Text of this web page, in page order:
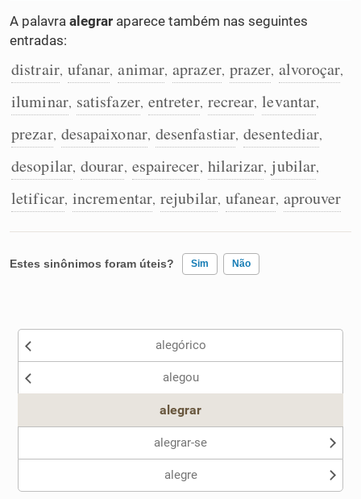
A palavra alegrar aparece também nas seguintes
entradas:
distrair, ufanar, animar, aprazer, prazer, alvoroçar,
iluminar, satisfazer, entreter, recrear, levantar,
prezar, desapaixonar, desenfastiar, desentediar,
desopilar, dourar, espairecer, hilarizar, jubilar,
letificar, incrementar, rejubilar, ufanear, aprouver
Estes sinônimos foram úteis? Sim Não
Nenhum dos sinônimos apresentados me ajudou
alegórico
alegou
alegrar
alegrar-se
alegre